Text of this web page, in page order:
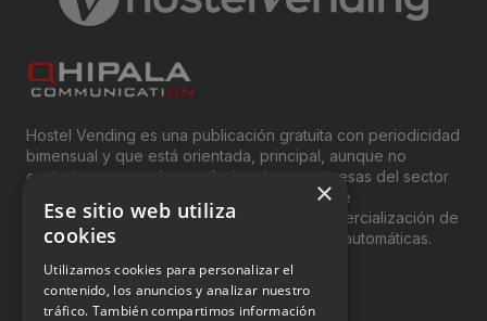
Hostel Vending es una publicación gratuita con periodicidad
bimensual y que está orientada, principal, aunque no
exclusivamente, a los profesionales y empresas del sector
del “Vending”; nombre con el que se conoce
genéricamente entre profesionales a la comercialización de
productos y servicios a través de máquinas automáticas.
INFORMACIÓN LEGAL
×
Ese sitio web utiliza
cookies
Utilizamos cookies para personalizar el
contenido, los anuncios y analizar nuestro
tráfico. También compartimos información